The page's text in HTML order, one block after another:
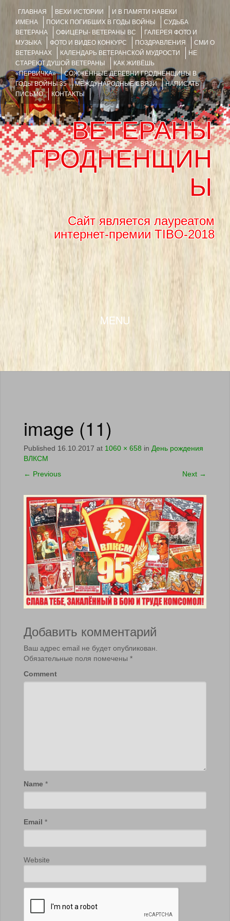
ГЛАВНАЯ ВЕХИ ИСТОРИИ
И В ПАМЯТИ НАВЕКИ
ИМЕНА
ПОИСК ПОГИБШИХ В ГОДЫ ВОЙНЫ
СУДЬБА
ВЕТЕРАНА
ОФИЦЕРЫ- ВЕТЕРАНЫ ВС
ГАЛЕРЕЯ ФОТО И
МУЗЫКА
ФОТО И ВИДЕО КОНКУРС ПОЗДРАВЛЕНИЯ
СМИ О
ВЕТЕРАНАХ
КАЛЕНДАРЬ ВЕТЕРАНСКОЙ МУДРОСТИ
НЕ
СТАРЕЮТ ДУШОЙ ВЕТЕРАНЫ
КАК ЖИВЁШЬ
«ПЕРВИЧКА»
СОЖЖЁННЫЕ ДЕРЕВНИ ГРОДНЕНЩИНЫ В
ГОДЫ ВОЙНЫ 35
МЕЖДУНАРОДНЫЕ СВЯЗИ
НАПИСАТЬ
ПИСЬМО
КОНТАКТЫ
ВЕТЕРАНЫ
ГРОДНЕНЩИН
Ы
Сайт является лауреатом
интернет-премии TIBO-2018
MENU
SKIP TO CONTENT
image (11)
Published 16.10.2017 at 1060 × 658 in День рождения
ВЛКСМ
← Previous Next →
Добавить комментарий
Ваш адрес email не будет опубликован.
Обязательные поля помечены *
Comment
Name *
Email *
Website